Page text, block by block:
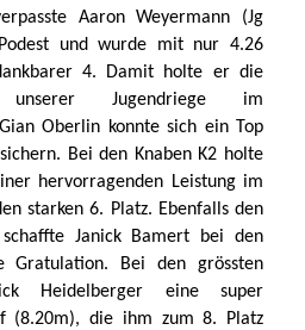
Aaron Weyermann (Jg
und wurde mit nur 4.26
4. Damit holte er die
unserer Jugendriege im
Oberlin konnte sich ein Top
Bei den Knaben K2 holte
hervorragenden Leistung im
starken 6. Platz. Ebenfalls den
Janick Bamert bei den
Gratulation. Bei den grössten
Heidelberger eine super
(8.20m), die ihm zum 8. Platz